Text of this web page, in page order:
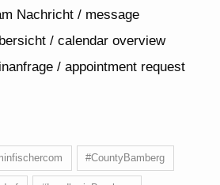
#CountyBamberg